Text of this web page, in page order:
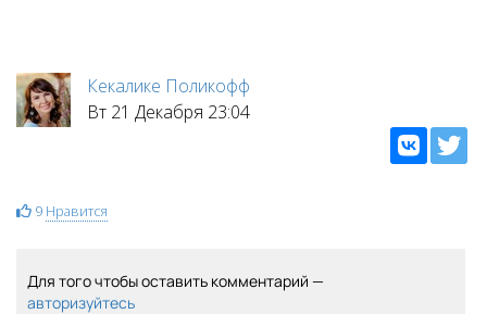
Кекалике Поликофф
Вт 21 Декабря 23:04
9 Нравится
Для того чтобы оставить комментарий —
авторизуйтесь